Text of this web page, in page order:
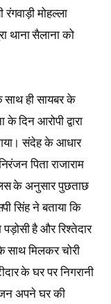
रंगवाड़ी मोहल्ला
थाना सैलाना को
साथ ही सायबर के
दिन आरोपी द्वारा
संदेह के आधार
पिता राजाराम
के अनुसार पुछताछ
सिंह ने बताया कि
पड़ोसी है और रिश्तेदार
साथ मिलकर चोरी
के घर पर निगरानी
अपने घर की